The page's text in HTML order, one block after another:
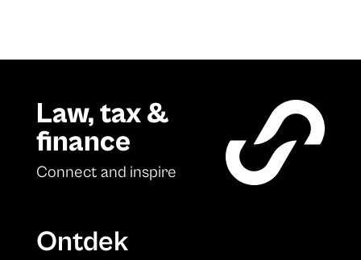
Law, tax &
finance
Connect and inspire
Ontdek